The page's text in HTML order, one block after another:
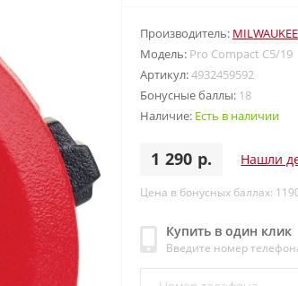
Производитель: MILWAUKEE
Модель: Pro Compact C5/19
Артикул:4932459592
Бонусные баллы: 18
Наличие: Есть в наличии
1 290 р. Нашли
Цена в бонусных баллах:
Купить в один клик
Введите номер